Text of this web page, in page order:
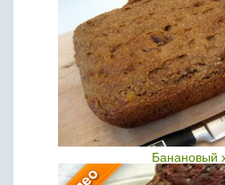
Банановый